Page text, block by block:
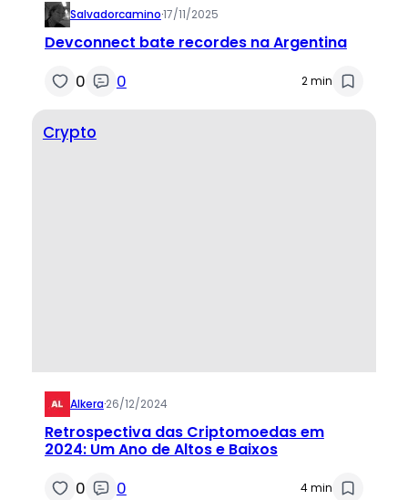
Salvadorcamino·17/11/2025
Devconnect bate recordes na Argentina
0 0 2 min
Crypto
Alkera·26/12/2024
Retrospectiva das Criptomoedas em
2024: Um Ano de Altos e Baixos
0 0 4 min